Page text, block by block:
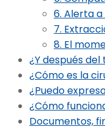
6. Alerta
7.
8. El
¿Y después
¿Cómo es la
¿Puedo
¿Cómo
Documentos,